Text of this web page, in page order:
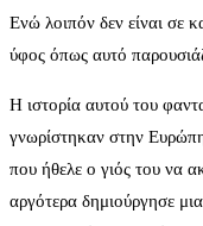
Ενώ λοιπόν δεν είναι σε
ύφος όπως αυτό
Η ιστορία αυτού του
γνωρίστηκαν στην
που ήθελε ο γιός του να
αργότερα δημιούργησε